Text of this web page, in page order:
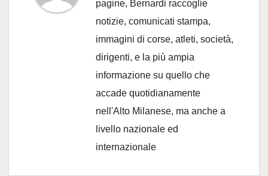
pagine, Bernardi raccoglie
notizie, comunicati stampa,
immagini di corse, atleti, società,
dirigenti, e la più ampia
informazione su quello che
accade quotidianamente
nell'Alto Milanese, ma anche a
livello nazionale ed
internazionale